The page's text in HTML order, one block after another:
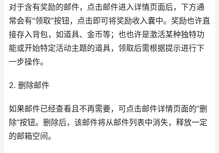
对于含有奖励的邮件，点击邮件进入详情页面后，下方通
常会有“领取”按钮，点击即可将奖励收入囊中。奖励也许直
接存入背包，如道具、金币等；也也许是激活某种独特功
能或开始特定活动主题的道具，领取后需根据提示进行下
一步操作。
2. 删除邮件
如果邮件已经查看且不再需要，可点击邮件详情页面的“删
除”按钮。删除后，该邮件将从邮件列表中消失，释放一定
的邮箱空间。